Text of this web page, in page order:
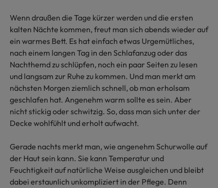
Wenn draußen die Tage kürzer werden und die ersten
kalten Nächte kommen, freut man sich abends wieder auf
ein warmes Bett. Es hat einfach etwas Urgemütliches,
nach einem langen Tag in den Schlafanzug oder das
Nachthemd zu schlüpfen, noch ein paar Seiten zu lesen
und langsam zur Ruhe zu kommen. Und man merkt am
nächsten Morgen ziemlich schnell, ob man erholsam
geschlafen hat. Angenehm warm sollte es sein. Aber
nicht stickig oder schwitzig. So, dass man sich unter der
Decke wohlfühlt und erholt aufwacht.
Gerade nachts merkt man, wie angenehm Schurwolle auf
der Haut sein kann. Sie kann Temperatur und
Feuchtigkeit auf natürliche Weise ausgleichen und bleibt
dabei erstaunlich unkompliziert in der Pflege. Denn